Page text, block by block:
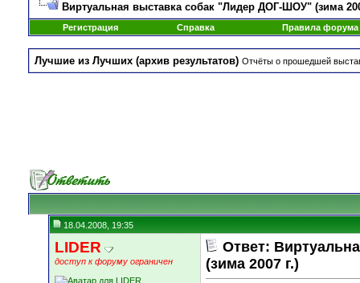
Виртуальная выставка собак "Лидер ДОГ-ШОУ" (зима
Регистрация Справка Правила форума
Лучшие из Лучших (архив результатов) Отчёты о прошедшей
18.04.2008, 19:35
LIDER
доступ к форуму ограничен
Ответ:
(зима 2007 г.)